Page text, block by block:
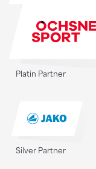
Platin Partner
Silver Partner